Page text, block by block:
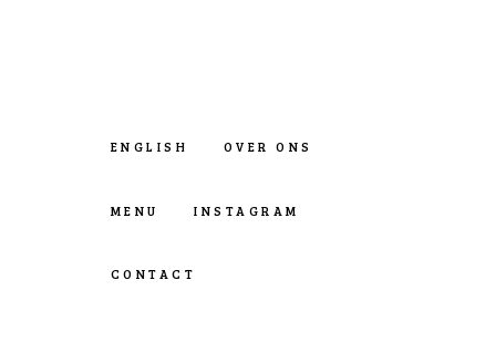
ENGLISH OVER ONS
MENU INSTAGRAM
CONTACT